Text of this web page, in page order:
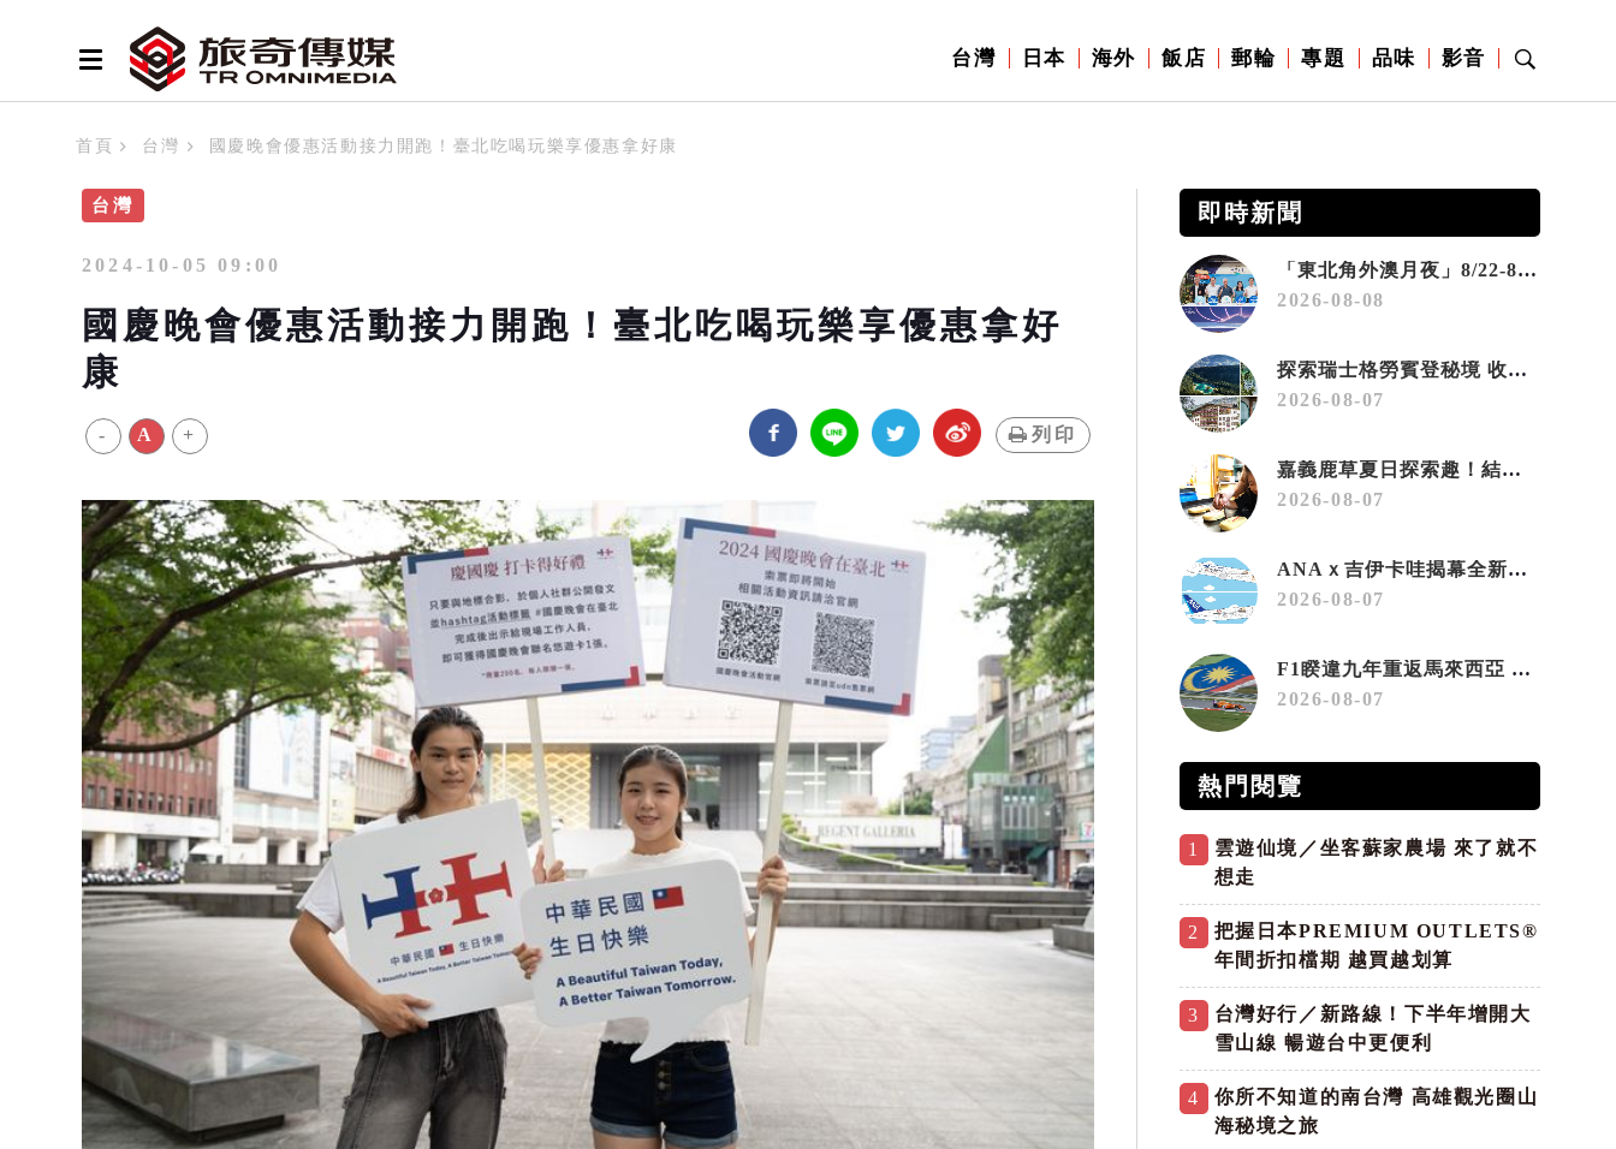
台灣 日本 海外 飯店 郵輪 專題 品味 影音
首頁 台灣 國慶晚會優惠活動接力開跑！臺北吃喝玩樂享優惠拿好康
台灣
2024-10-05 09:00
國慶晚會優惠活動接力開跑！臺北吃喝玩樂享優惠拿好
康
- A + 列印
即時新聞
「東北角外澳月夜」8/22-8/23浪漫登場 串聯五漁村、音樂、市集、火舞與慢旅共度夏夜
2026-08-08
探索瑞士格勞賓登秘境 收藏六種阿爾卑斯夏日療癒之旅
2026-08-07
嘉義鹿草夏日探索趣！結合科學、農場與自然的親子小旅行
2026-08-07
ANAｘ吉伊卡哇揭幕全新彩繪機「Chiikawa JET」
2026-08-07
F1睽違九年重返馬來西亞 三大國際賽事打造10月運動旅遊熱潮 賽車、自行車、路跑同週登場
2026-08-07
熱門閱覽
1
雲遊仙境／坐客蘇家農場 來了就不
想走
2
把握日本PREMIUM OUTLETS®
年間折扣檔期 越買越划算
3
台灣好行／新路線！下半年增開大
雪山線 暢遊台中更便利
4
你所不知道的南台灣 高雄觀光圈山
海秘境之旅